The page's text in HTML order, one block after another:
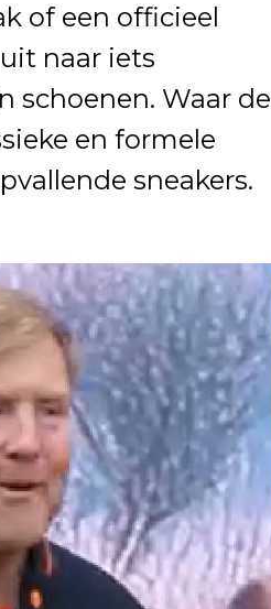
of een officieel
naar iets
schoenen. Waar de
en formele
sneakers.